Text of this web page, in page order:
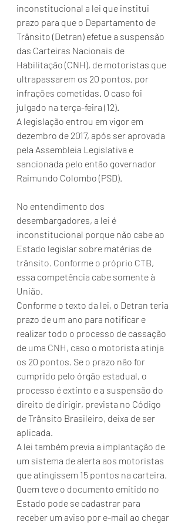
inconstitucional a lei que institui
prazo para que o Departamento de
Trânsito (Detran) efetue a suspensão
das Carteiras Nacionais de
Habilitação (CNH), de motoristas que
ultrapassarem os 20 pontos, por
infrações cometidas. O caso foi
julgado na terça-feira (12).
A legislação entrou em vigor em
dezembro de 2017, após ser aprovada
pela Assembleia Legislativa e
sancionada pelo então governador
Raimundo Colombo (PSD).
No entendimento dos
desembargadores, a lei é
inconstitucional porque não cabe ao
Estado legislar sobre matérias de
trânsito. Conforme o próprio CTB,
essa competência cabe somente à
União.
Conforme o texto da lei, o Detran teria
prazo de um ano para notificar e
realizar todo o processo de cassação
de uma CNH, caso o motorista atinja
os 20 pontos. Se o prazo não for
cumprido pelo órgão estadual, o
processo é extinto e a suspensão do
direito de dirigir, prevista no Código
de Trânsito Brasileiro, deixa de ser
aplicada.
A lei também previa a implantação de
um sistema de alerta aos motoristas
que atingissem 15 pontos na carteira.
Quem teve o documento emitido no
Estado pode se cadastrar para
receber um aviso por e-mail ao chegar